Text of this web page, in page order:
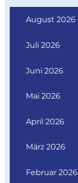
August 2026
Juli 2026
Juni 2026
Mai 2026
April 2026
März 2026
Februar 2026